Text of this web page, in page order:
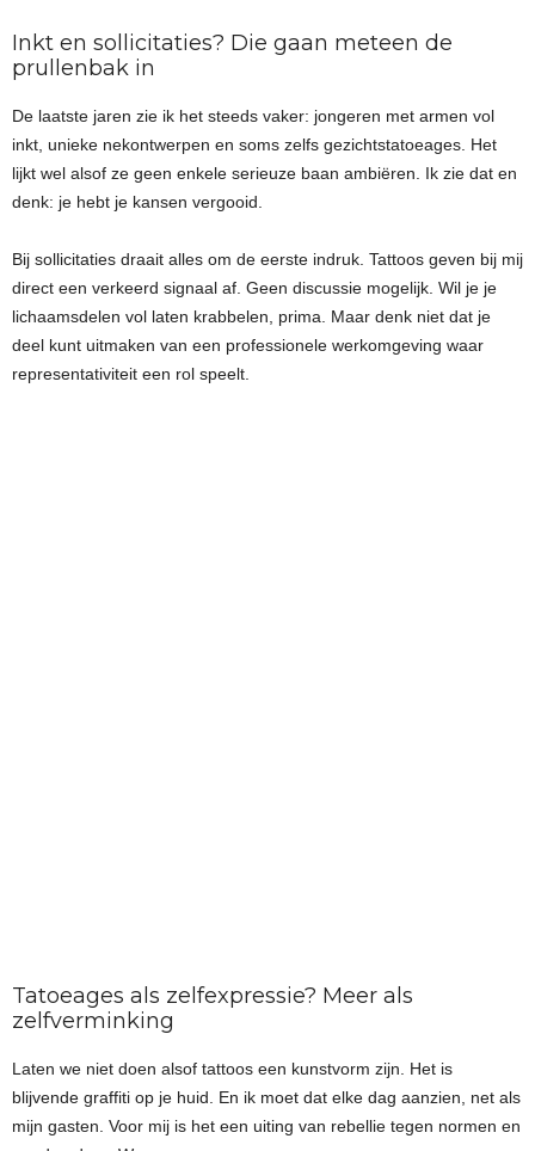
Inkt en sollicitaties? Die gaan meteen de
prullenbak in
De laatste jaren zie ik het steeds vaker: jongeren met armen vol
inkt, unieke nekontwerpen en soms zelfs gezichtstatoeages. Het
lijkt wel alsof ze geen enkele serieuze baan ambiëren. Ik zie dat en
denk: je hebt je kansen vergooid.
Bij sollicitaties draait alles om de eerste indruk. Tattoos geven bij mij
direct een verkeerd signaal af. Geen discussie mogelijk. Wil je je
lichaamsdelen vol laten krabbelen, prima. Maar denk niet dat je
deel kunt uitmaken van een professionele werkomgeving waar
representativiteit een rol speelt.
Tatoeages als zelfexpressie? Meer als
zelfverminking
Laten we niet doen alsof tattoos een kunstvorm zijn. Het is
blijvende graffiti op je huid. En ik moet dat elke dag aanzien, net als
mijn gasten. Voor mij is het een uiting van rebellie tegen normen en